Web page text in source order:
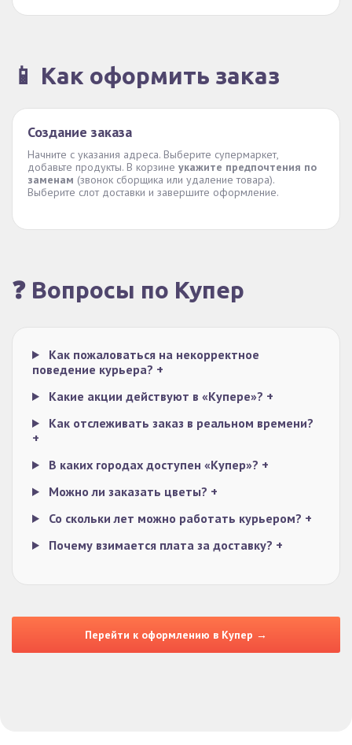
📱 Как оформить заказ
Создание заказа
Начните с указания адреса. Выберите супермаркет,
добавьте продукты. В корзине укажите предпочтения по
заменам (звонок сборщика или удаление товара).
Выберите слот доставки и завершите оформление.
❓ Вопросы по Купер
Как пожаловаться на некорректное
поведение курьера? +
Какие акции действуют в «Купере»? +
Как отслеживать заказ в реальном времени?
+
В каких городах доступен «Купер»? +
Можно ли заказать цветы? +
Со скольки лет можно работать курьером? +
Почему взимается плата за доставку? +
Перейти к оформлению в Купер →